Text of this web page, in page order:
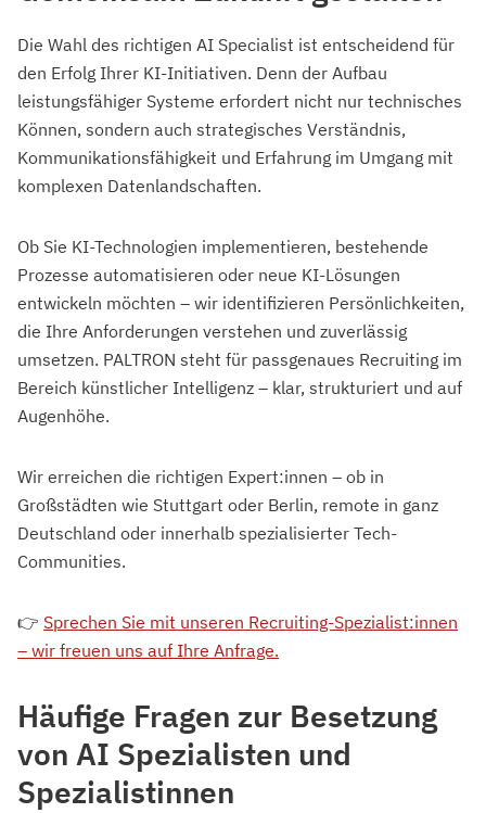
Die Wahl des richtigen AI Specialist ist entscheidend für
den Erfolg Ihrer KI-Initiativen. Denn der Aufbau
leistungsfähiger Systeme erfordert nicht nur technisches
Können, sondern auch strategisches Verständnis,
Kommunikationsfähigkeit und Erfahrung im Umgang mit
komplexen Datenlandschaften.
Ob Sie KI-Technologien implementieren, bestehende
Prozesse automatisieren oder neue KI-Lösungen
entwickeln möchten – wir identifizieren Persönlichkeiten,
die Ihre Anforderungen verstehen und zuverlässig
umsetzen. PALTRON steht für passgenaues Recruiting im
Bereich künstlicher Intelligenz – klar, strukturiert und auf
Augenhöhe.
Wir erreichen die richtigen Expert:innen – ob in
Großstädten wie Stuttgart oder Berlin, remote in ganz
Deutschland oder innerhalb spezialisierter Tech-
Communities.
👉 Sprechen Sie mit unseren Recruiting-Spezialist:innen
– wir freuen uns auf Ihre Anfrage.
Häufige Fragen zur Besetzung
von AI Spezialisten und
Spezialistinnen